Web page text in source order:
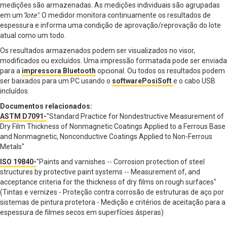
medições são armazenadas. As medições individuais são agrupadas
em um"lote". O medidor monitora continuamente os resultados de
espessura e informa uma condição de aprovação/reprovação do lote
atual como um todo.
Os resultados armazenados podem ser visualizados no visor,
modificados ou excluídos. Uma impressão formatada pode ser enviada
para a impressora Bluetooth opcional. Ou todos os resultados podem
ser baixados para um PC usando o softwarePosiSofte o cabo USB
incluídos.
Documentos relacionados:
ASTM D7091-"Standard Practice for Nondestructive Measurement of
Dry Film Thickness of Nonmagnetic Coatings Applied to a Ferrous Base
and Nonmagnetic, Nonconductive Coatings Applied to Non-Ferrous
Metals"
ISO 19840-"Paints and varnishes -- Corrosion protection of steel
structures by protective paint systems -- Measurement of, and
acceptance criteria for the thickness of dry films on rough surfaces"
(Tintas e vernizes - Proteção contra corrosão de estruturas de aço por
sistemas de pintura protetora - Medição e critérios de aceitação para a
espessura de filmes secos em superfícies ásperas)